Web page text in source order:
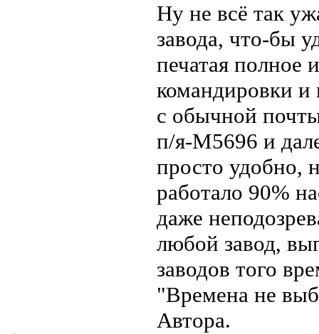
Ну не всё так
завода, что-бы
печатая полное
командировки и
с обычной
п/я-М5696 и
просто удобно,
работало 90%
даже
любой завод,
заводов того
"Времена не
Автора.